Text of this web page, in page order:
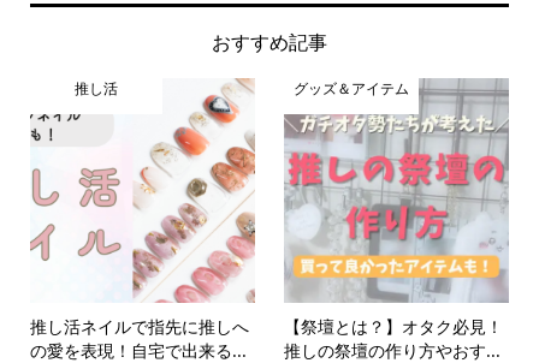
おすすめ記事
推し活
推し活ネイルで指先に推しへ
の愛を表現！自宅で出来る...
グッズ＆アイテム
【祭壇とは？】オタク必見！
推しの祭壇の作り方やおす...